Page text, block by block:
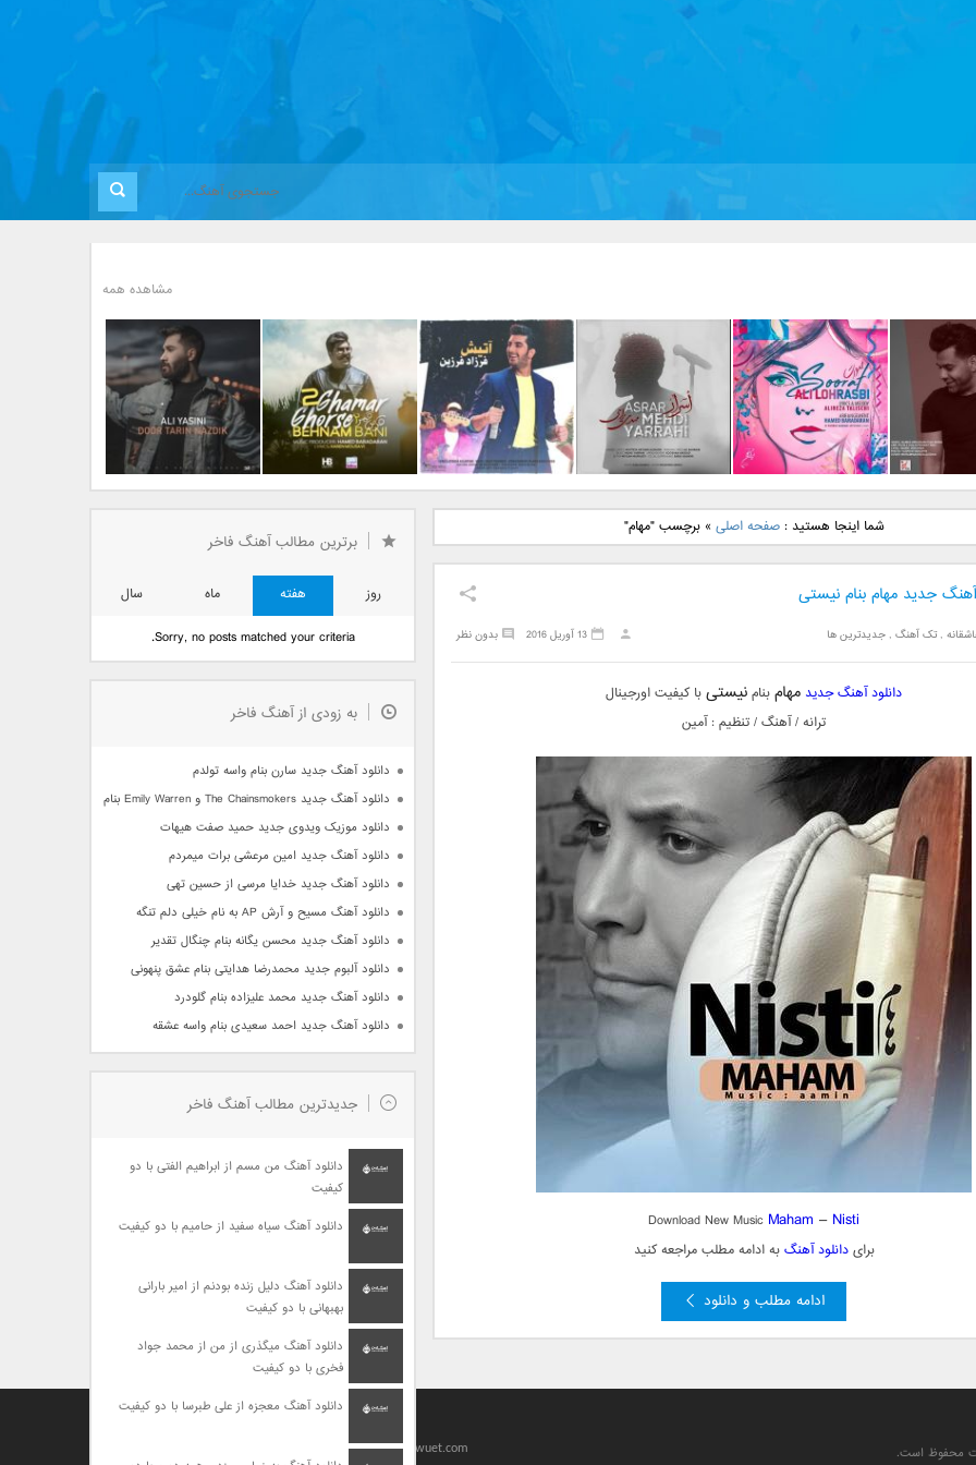
مشاهده همه
جدید رضا
دانلود آهنگ جدید علی
لهراسبی بنام صورت
دانلود آهنگ جدید مهدی
یراحی بنام اسرار
دانلود آهنگ جدید فرزاد
بانی بنام قرص قمر 2
یاسینی بنام دورترین نزدیک
شما اینجا هستید :صفحه اصلی »برچسب "مهام"
آهنگ جدید مهام بنام نیستی
,تک آهنگ ,جدیدترین ها بدون نظر 13 آوریل 2016
دانلود آهنگ جدید مهامبنامنیستیبا کیفیت اورجینال
ترانه / آهنگ / تنظیم : آمین
Download New Music Maham – Nisti
برایدانلود آهنگبه ادامه مطلب مراجعه کنید
ادامه مطلب و دانلود
برترین مطالب آهنگ فاخر
روز هفته ماه
سال
Sorry, no posts matched your criteria.
به زودی از آهنگ فاخر
دانلود آهنگ جدید سارن بنام واسه تولدم
دانلود آهنگ جدید The Chainsmokers و Emily Warren بنام Side Effects
دانلود موزیک ویدوی جدید حمید صفت هیهات
دانلود آهنگ جدید امین مرعشی برات میمردم
دانلود آهنگ جدید خدایا مرسی از حسین تهی
دانلود آهنگ مسیح و آرش AP به نام خیلی دلم تنگه
دانلود آهنگ جدید محسن یگانه بنام چنگال تقدیر
دانلود آلبوم جدید محمدرضا هدایتی بنام عشق پنهونی
دانلود آهنگ جدید محمد علیزاده بنام گلودرد
دانلود آهنگ جدید احمد سعیدی بنام واسه عشقه
جدیدترین مطالب آهنگ فاخر
دانلود آهنگ من مسم از ابراهیم الفتی با دو
کیفیت
دانلود آهنگ سیاه سفید از حامیم با دو کیفیت
دانلود آهنگ دلیل زنده بودنم از امیر بارانی
بهبهانی با دو کیفیت
دانلود آهنگ میگذری از من از محمد جواد
فخری با دو کیفیت
دانلود آهنگ معجزه از علی طبرسا با دو کیفیت
محفوظ است.
Copyright 2010-2021 | Allright Reserved by viagrawuet.com